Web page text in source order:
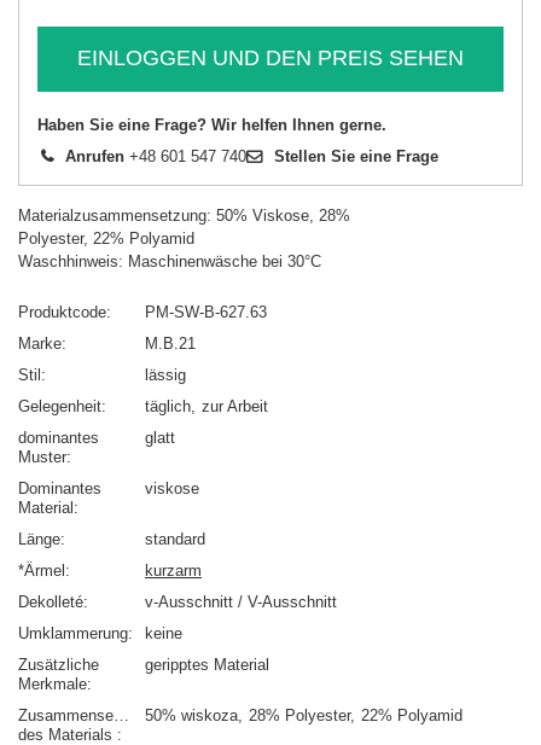
EINLOGGEN UND DEN PREIS SEHEN
Haben Sie eine Frage? Wir helfen Ihnen gerne.
Anrufen +48 601 547 740 Stellen Sie eine Frage
Materialzusammensetzung: 50% Viskose, 28%
Polyester, 22% Polyamid
Waschhinweis: Maschinenwäsche bei 30°C
Produktcode
PM-SW-B-627.63
Marke
M.B.21
Stil
lässig
Gelegenheit
täglich zur Arbeit
dominantes
Muster
glatt
Dominantes
Material
viskose
Länge
standard
*Ärmel
kurzarm
Dekolleté
v-Ausschnitt / V-Ausschnitt
Umklammerung
keine
Zusätzliche
Merkmale
geripptes Material
Zusammensetzung
des Materials
50% wiskoza 28% Polyester 22% Polyamid